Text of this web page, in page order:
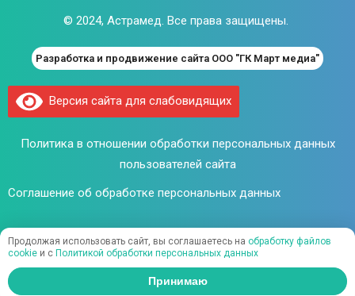
© 2024, Астрамед. Все права защищены.
Разработка и продвижение сайта ООО "ГК Март медиа"
Версия сайта для слабовидящих
Политика в отношении обработки персональных данных
пользователей сайта
Соглашение об обработке персональных данных
Договор оферты
Продолжая использовать сайт, вы соглашаетесь на обработку файлов
cookie и c Политикой обработки персональных данных
Принимаю